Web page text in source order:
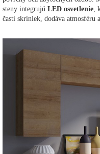
steny integrujú LED osvetlenie,
časti skriniek, dodáva atmosféru